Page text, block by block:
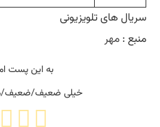
سریال های تلویزیونی
منبع : مهر
به این پست
خیلی ضعیف/ضعیف/